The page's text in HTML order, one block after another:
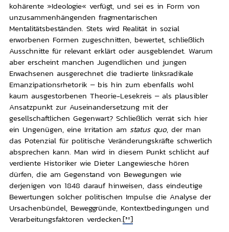
kohärente »Ideologie« verfügt, und sei es in Form von
unzusammenhängenden fragmentarischen
Mentalitätsbeständen. Stets wird Realität in sozial
erworbenen Formen zugeschnitten, bewertet, schließlich
Ausschnitte für relevant erklärt oder ausgeblendet. Warum
aber erscheint manchen Jugendlichen und jungen
Erwachsenen ausgerechnet die tradierte linksradikale
Emanzipationsrhetorik – bis hin zum ebenfalls wohl
kaum ausgestorbenen Theorie-Lesekreis – als plausibler
Ansatzpunkt zur Auseinandersetzung mit der
gesellschaftlichen Gegenwart? Schließlich verrät sich hier
ein Ungenügen, eine Irritation am status quo, der man
das Potenzial für politische Veränderungskräfte schwerlich
absprechen kann. Man wird in diesem Punkt schlicht auf
verdiente Historiker wie Dieter Langewiesche hören
dürfen, die am Gegenstand von Bewegungen wie
derjenigen von 1848 darauf hinweisen, dass eindeutige
Bewertungen solcher politischen Impulse die Analyse der
Ursachenbündel, Beweggründe, Kontextbedingungen und
Verarbeitungsfaktoren verdecken.[32]